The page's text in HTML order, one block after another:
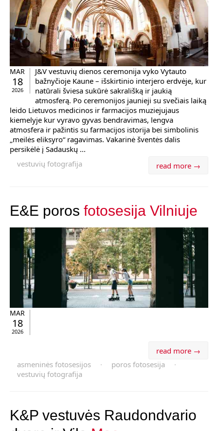
MAR
18
2026
J&V vestuvių dienos ceremonija vyko Vytauto
bažnyčioje Kaune – išskirtinio interjero erdvėje, kur
natūrali šviesa sukūrė sakrališką ir jaukią
atmosferą. Po ceremonijos jaunieji su svečiais laiką
leido Lietuvos medicinos ir farmacijos muziejujaus
kiemelyje kur vyravo gyvas bendravimas, lengva
atmosfera ir pažintis su farmacijos istorija bei simbolinis
„meilės eliksyro“ ragavimas. Vakarinė šventės dalis
persikėlė į Sadauskų ...
read more →
vestuvių fotografija
E&E poros fotosesija Vilniuje
MAR
18
2026
read more →
asmeninės fotosesijos
· poros fotosesija
·
vestuvių fotografija
K&P vestuvės Raudondvario